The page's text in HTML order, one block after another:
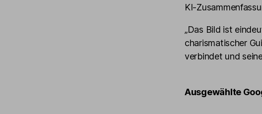
KI-
„Das Bild ist
charismatischer
verbindet und
Ausgewählte